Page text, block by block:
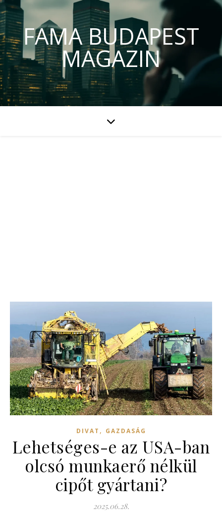
FAMA BUDAPEST
MAGAZIN
DIVAT , GAZDASÁG
Lehetséges-e az USA-ban
olcsó munkaerő nélkül
cipőt gyártani?
2025.06.28.